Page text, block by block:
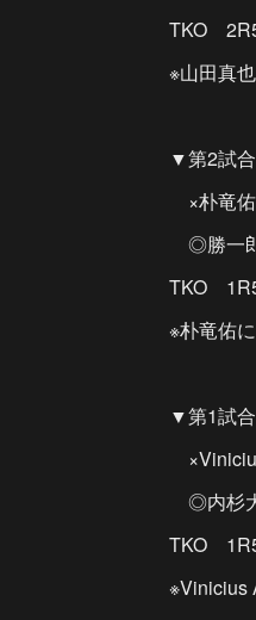
TKO
※山田真
▼第2試
×朴竜佑
◎勝一
TKO
※朴竜佑
▼第1試
◎内杉
TKO
※Vinicius